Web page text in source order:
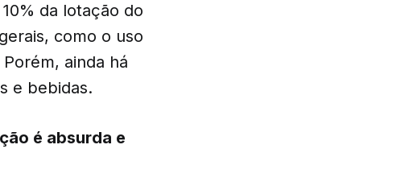
da lotação do
como o uso
ainda há
e bebidas.
é absurda e